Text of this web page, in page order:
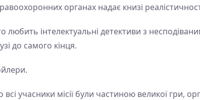
органах надає книзі
любить інтелектуальні детективи з
до самого кінця.
учасники місії були частиною великої гри,